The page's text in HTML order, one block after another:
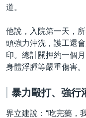
道。
他說，入院第一天，
頭強力沖洗，護工還
印。總計關押約一個
身體浮腫等嚴重傷害。
暴力毆打、強行
界立建說：“吃完藥，